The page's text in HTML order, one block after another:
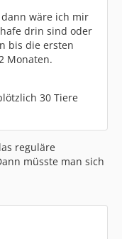
wäre ich mir
drin sind oder
bis die ersten
Monaten.
30 Tiere
reguläre
müsste man sich